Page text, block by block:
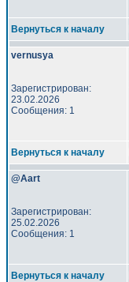
Вернуться к началу
vernusya
Зарегистрирован:
23.02.2026
Сообщения: 1
Вернуться к началу
@Aart
Зарегистрирован:
25.02.2026
Сообщения: 1
Вернуться к началу